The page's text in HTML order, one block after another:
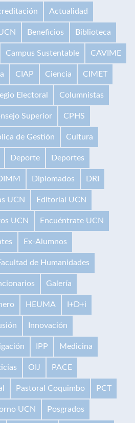
Actualidad
Beneficios Biblioteca
Campus Sustentable CAVIME
CIAP Ciencia CIMET
Electoral Columnistas
Superior CPHS
de Gestión Cultura
Deporte Deportes
Diplomados DRI
UCN Editorial UCN
UCN Encuéntrate UCN
Ex-Alumnos
de Humanidades
Galería
HEUMA I+D+i
Innovación
IPP Medicina
OIJ PACE
Pastoral Coquimbo PCT
UCN Posgrados